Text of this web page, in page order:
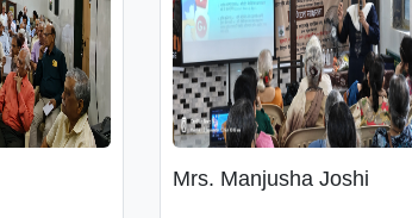
Mrs. Manjusha Joshi